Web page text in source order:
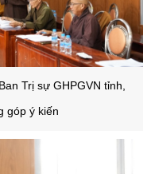
Trị sự GHPGVN tỉnh,
góp ý kiến